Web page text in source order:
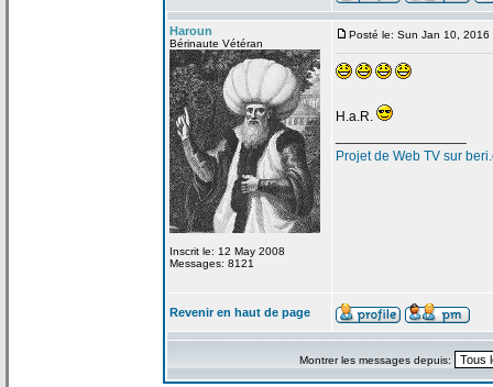
Haroun
Bérinaute Vétéran
Inscrit le: 12 May 2008
Messages: 8121
Posté le: Sun Jan 10, 2016
H.a.R.
Projet de Web TV sur
Revenir en haut de page
Montrer les messages depuis: